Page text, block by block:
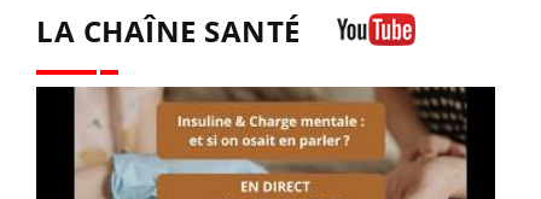
LA CHAÎNE SANTÉ